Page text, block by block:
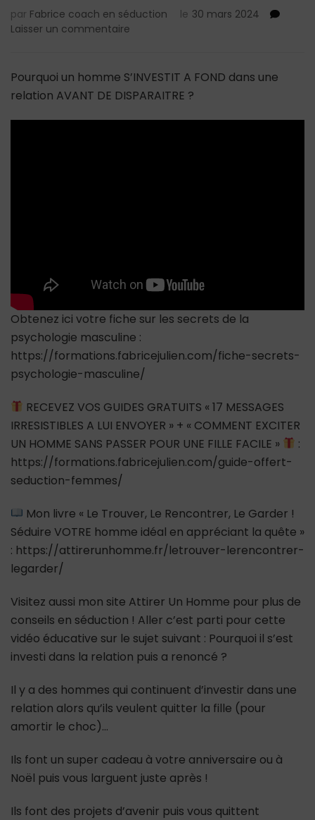
par Fabrice coach en séduction le 30 mars 2024
Laisser un commentaire
homme
A
FOND
Pourquoi un homme S’INVESTIT A FOND dans une
relation AVANT DE DISPARAITRE ?
Obtenez ici votre fiche sur les secrets de la
psychologie masculine :
https://formations.fabricejulien.com/fiche-secrets-
psychologie-masculine/
RECEVEZ VOS GUIDES GRATUITS « 17 MESSAGES
IRRESISTIBLES A LUI ENVOYER » + « COMMENT EXCITER
UN HOMME SANS PASSER POUR UNE FILLE FACILE »
:
https://formations.fabricejulien.com/guide-offert-
seduction-femmes/
Mon livre « Le Trouver, Le Rencontrer, Le Garder !
Séduire VOTRE homme idéal en appréciant la quête »
: https://attirerunhomme.fr/letrouver-lerencontrer-
legarder/
Visitez aussi mon site Attirer Un Homme pour plus de
conseils en séduction ! Aller c’est parti pour cette
vidéo éducative sur le sujet suivant : Pourquoi il s’est
investi dans la relation puis a renoncé ?
Il y a des hommes qui continuent d’investir dans une
relation alors qu’ils veulent quitter la fille (pour
amortir le choc)…
Ils font un super cadeau à votre anniversaire ou à
Noël puis vous larguent juste après !
Ils font des projets d’avenir puis vous quittent